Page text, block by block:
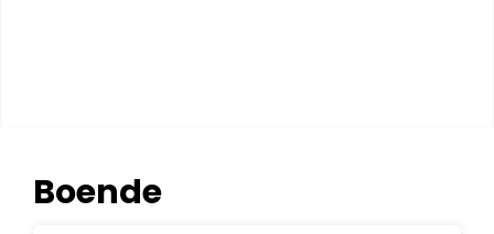
Boende